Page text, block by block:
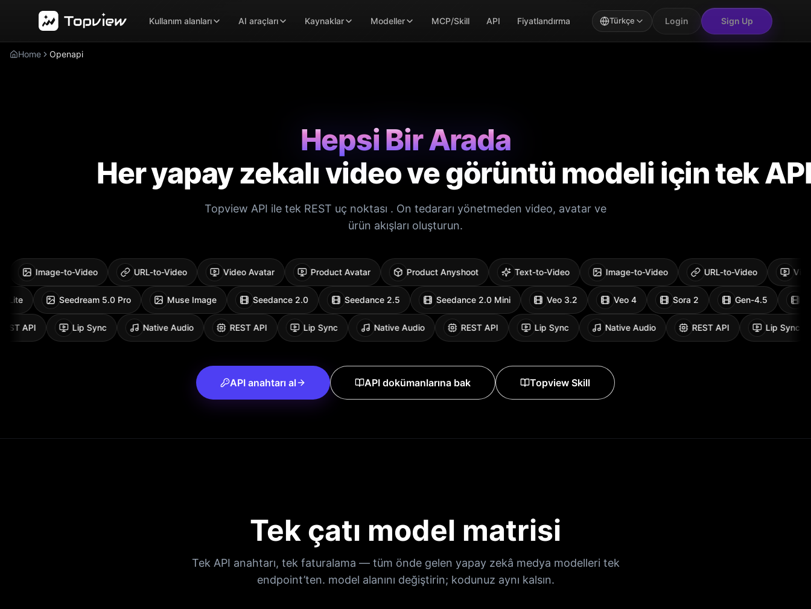
Kullanım alanları AI araçları Kaynaklar Modeller MCP/Skill API Fiyatlandırma Türkçe Login Sign Up
Home Openapi
Hepsi Bir Arada
Her yapay zekalı video ve görüntü modeli için tek
Topview API ile tek REST uç noktası . On tedararı yönetmeden video, avatar ve
ürün akışları oluşturun.
Image-to-Video URL-to-Video Video Avatar Product Avatar Product Anyshoot Text-to-Video Image-to-Video URL-to-Video Video
Banana 2 Lite Seedream 5.0 Pro Muse Image Seedance 2.0 Seedance 2.5 Seedance 2.0 Mini Veo 3.2 Veo 4 Sora 2
API Lip Sync Native Audio REST API Lip Sync Native Audio REST API Lip Sync Native Audio REST API Lip Sync
API anahtarı al API dokümanlarına bak Topview Skill
Tek çatı model matrisi
Tek API anahtarı, tek faturalama — tüm önde gelen yapay zekâ medya modelleri tek
endpoint’ten. model alanını değiştirin; kodunuz aynı kalsın.